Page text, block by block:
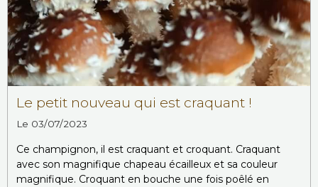
Le petit nouveau qui est craquant !
Le 03/07/2023
Ce champignon, il est craquant et croquant. Craquant
avec son magnifique chapeau écailleux et sa couleur
magnifique. Croquant en bouche une fois poêlé en